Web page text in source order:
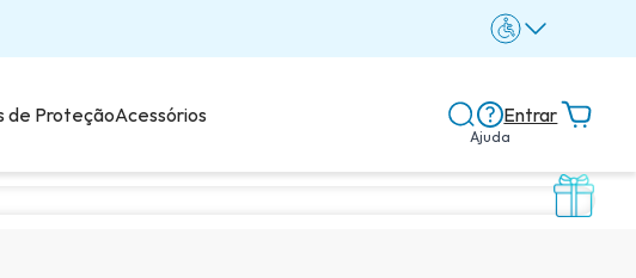
de ProteçãoAcessórios
Ajuda
Entrar